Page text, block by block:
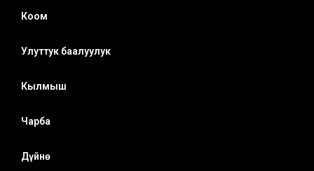
Коом
Улуттук баалуулук
Кылмыш
Чарба
Дүйнө